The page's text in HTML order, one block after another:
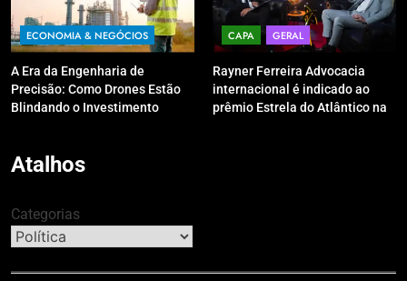
ECONOMIA & NEGÓCIOS
A Era da Engenharia de
Precisão: Como Drones Estão
Blindando o Investimento
CAPA GERAL
Rayner Ferreira Advocacia
internacional é indicado ao
prêmio Estrela do Atlântico na
Atalhos
Categorias